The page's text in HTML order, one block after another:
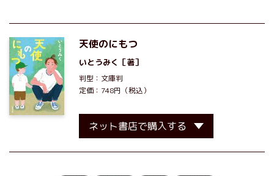
天使のにもつ
いとうみく ［著］
判型：文庫判
定価：748円（税込）
ネット書店で購入する